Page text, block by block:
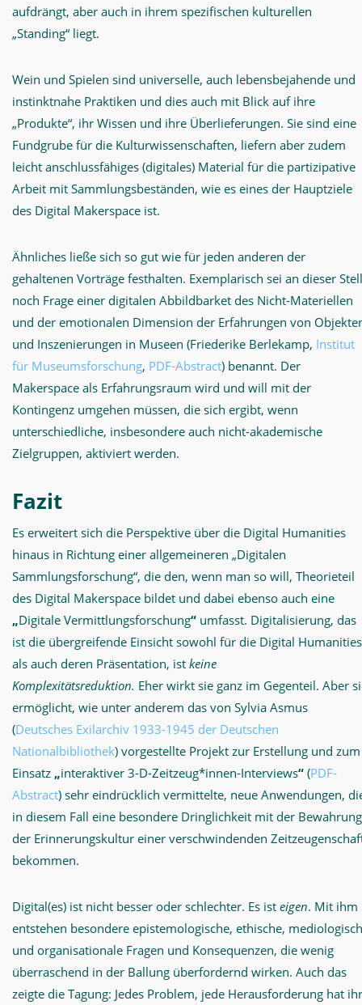
aufdrängt, aber auch in ihrem spezifischen kulturellen
„Standing“ liegt.
Wein und Spielen sind universelle, auch lebensbejahende und
instinktnahe Praktiken und dies auch mit Blick auf ihre
„Produkte“, ihr Wissen und ihre Überlieferungen. Sie sind eine
Fundgrube für die Kulturwissenschaften, liefern aber zudem
leicht anschlussfähiges (digitales) Material für die partizipative
Arbeit mit Sammlungsbeständen, wie es eines der Hauptziele
des Digital Makerspace ist.
Ähnliches ließe sich so gut wie für jeden anderen der
gehaltenen Vorträge festhalten. Exemplarisch sei an dieser
noch Frage einer digitalen Abbildbarket des Nicht-Materiellen
und der emotionalen Dimension der Erfahrungen von
und Inszenierungen in Museen (Friederike Berlekamp, Institut
für Museumsforschung, PDF-Abstract) benannt. Der
Makerspace als Erfahrungsraum wird und will mit der
Kontingenz umgehen müssen, die sich ergibt, wenn
unterschiedliche, insbesondere auch nicht-akademische
Zielgruppen, aktiviert werden.
Fazit
Es erweitert sich die Perspektive über die Digital Humanities
hinaus in Richtung einer allgemeineren „Digitalen
Sammlungsforschung“, die den, wenn man so will, Theorieteil
des Digital Makerspace bildet und dabei ebenso auch eine
„Digitale Vermittlungsforschung“ umfasst. Digitalisierung, das
ist die übergreifende Einsicht sowohl für die Digital Humanities
als auch deren Präsentation, ist keine
Komplexitätsreduktion. Eher wirkt sie ganz im Gegenteil. Aber
ermöglicht, wie unter anderem das von Sylvia Asmus
(Deutsches Exilarchiv 1933-1945 der Deutschen
Nationalbibliothek) vorgestellte Projekt zur Erstellung und zum
Einsatz „interaktiver 3-D-Zeitzeug*innen-Interviews“ (PDF-
Abstract) sehr eindrücklich vermittelte, neue Anwendungen,
in diesem Fall eine besondere Dringlichkeit mit der Bewahrung
der Erinnerungskultur einer verschwindenden
bekommen.
Digital(es) ist nicht besser oder schlechter. Es ist eigen. Mit ihm
entstehen besondere epistemologische, ethische,
und organisationale Fragen und Konsequenzen, die wenig
überraschend in der Ballung überfordernd wirken. Auch das
zeigte die Tagung: Jedes Problem, jede Herausforderung hat ihr